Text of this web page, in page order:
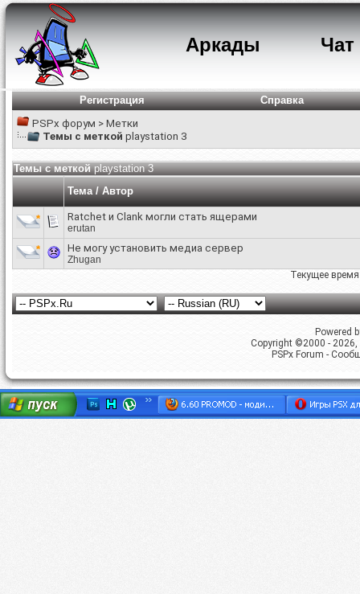
Аркады Чат
Регистрация
Справка
PSPx форум > Метки
Темы с меткой playstation 3
Темы с меткойplaystation 3
Тема / Автор
Ratchet и Clank могли стать ящерами
erutan
Не могу установить медиа сервер
Zhugan
Текущее
Powered
Copyright ©2000 -
PSPx Forum -